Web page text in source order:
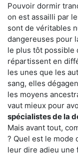
Pouvoir dormir
on est assailli par
sont de véritables
dangereuses pour
le plus tôt possible
répartissent en
les unes que les
sang, elles
les moyens
vaut mieux pour
spécialistes de la
Mais avant tout,
? Quel est le mode
leur dire adieu une